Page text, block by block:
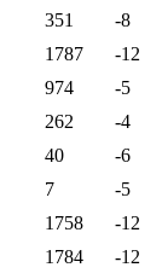
351
-8
1787
-12
974
-5
262
-4
40
-6
7
-5
1758
-12
1784
-12